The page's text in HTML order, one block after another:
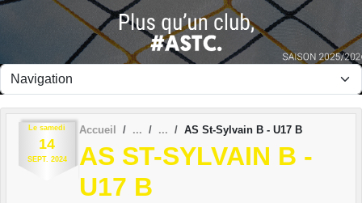
Le samedi
14
SEPT. 2024
Accueil AS St-Sylvain B - U17 B
AS ST-SYLVAIN B -
U17 B
Panneau de gestion des cookies